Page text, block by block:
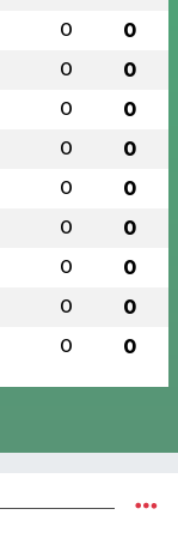
0 0
0 0
0 0
0 0
0 0
0 0
0 0
0 0
0 0